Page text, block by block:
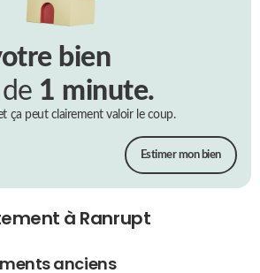
bien
1 minute.
ça peut clairement valoir le coup.
Estimer mon bien
à Ranrupt
anciens